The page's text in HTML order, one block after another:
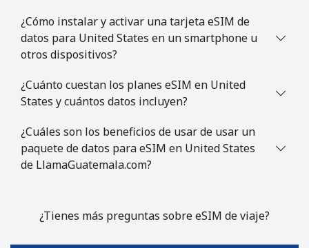
¿Cómo instalar y activar una tarjeta eSIM de
datos para United States en un smartphone u
otros dispositivos?
¿Cuánto cuestan los planes eSIM en United
States y cuántos datos incluyen?
¿Cuáles son los beneficios de usar de usar un
paquete de datos para eSIM en United States
de LlamaGuatemala.com?
¿Tienes más preguntas sobre eSIM de viaje?